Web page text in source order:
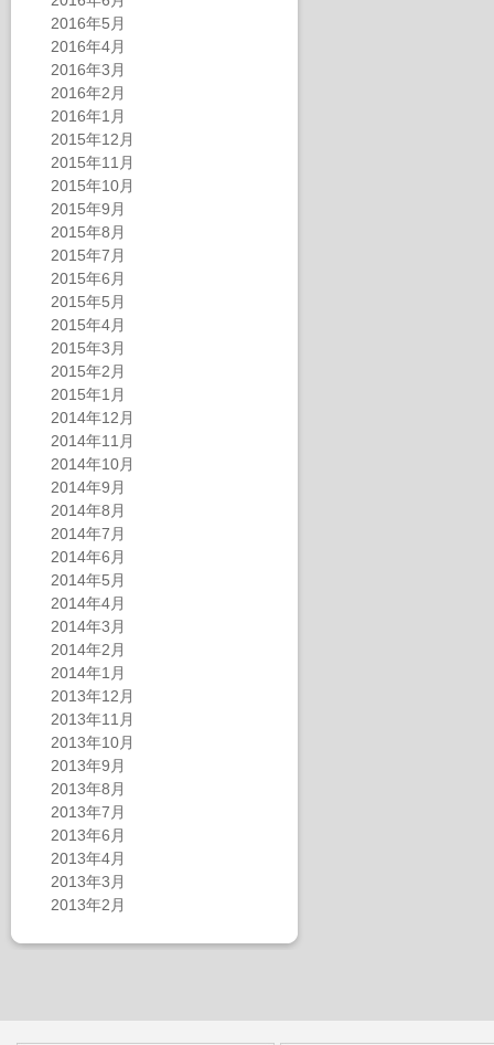
2016年5月
2016年4月
2016年3月
2016年2月
2016年1月
2015年12月
2015年11月
2015年10月
2015年9月
2015年8月
2015年7月
2015年6月
2015年5月
2015年4月
2015年3月
2015年2月
2015年1月
2014年12月
2014年11月
2014年10月
2014年9月
2014年8月
2014年7月
2014年6月
2014年5月
2014年4月
2014年3月
2014年2月
2014年1月
2013年12月
2013年11月
2013年10月
2013年9月
2013年8月
2013年7月
2013年6月
2013年4月
2013年3月
2013年2月